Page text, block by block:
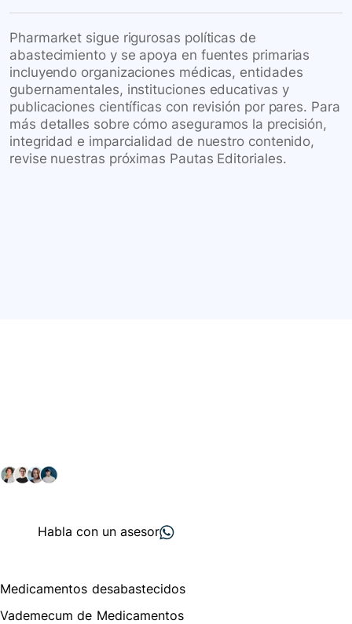
Pharmarket sigue rigurosas políticas de
abastecimiento y se apoya en fuentes primarias
incluyendo organizaciones médicas, entidades
gubernamentales, instituciones educativas y
publicaciones científicas con revisión por pares. Para
más detalles sobre cómo aseguramos la precisión,
integridad e imparcialidad de nuestro contenido,
revise nuestras próximas Pautas Editoriales.
Habla con un asesor
Medicamentos desabastecidos
Vademecum de Medicamentos